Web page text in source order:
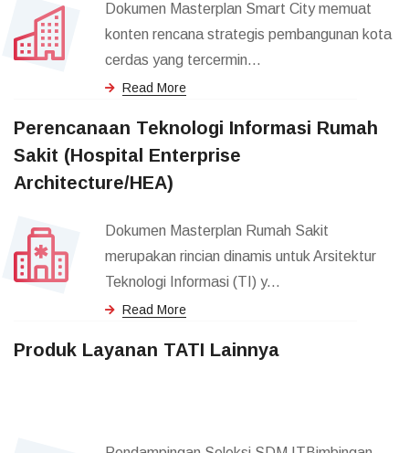
Dokumen Masterplan Smart City memuat
konten rencana strategis pembangunan kota
cerdas yang tercermin...
Read More
Perencanaan Teknologi Informasi Rumah
Sakit (Hospital Enterprise
Architecture/HEA)
Dokumen Masterplan Rumah Sakit
merupakan rincian dinamis untuk Arsitektur
Teknologi Informasi (TI) y...
Read More
Produk Layanan TATI Lainnya